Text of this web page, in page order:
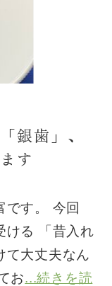
銀歯」、
す
です。 今回
ける 「昔入れ
て大丈夫なん
お...続きを読